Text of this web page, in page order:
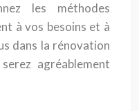
les méthodes
à vos besoins et à
dans la rénovation
agréablement